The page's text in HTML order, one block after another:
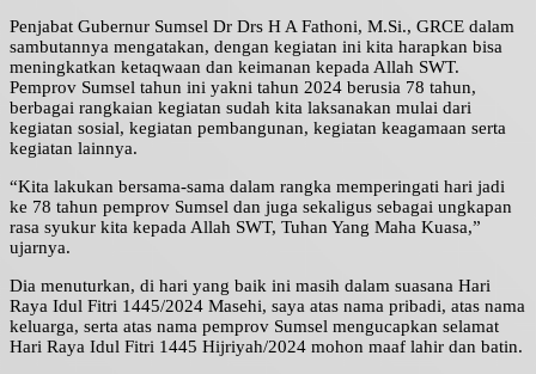
Penjabat Gubernur Sumsel Dr Drs H A Fathoni, M.Si., GRCE dalam
sambutannya mengatakan, dengan kegiatan ini kita harapkan bisa
meningkatkan ketaqwaan dan keimanan kepada Allah SWT.
Pemprov Sumsel tahun ini yakni tahun 2024 berusia 78 tahun,
berbagai rangkaian kegiatan sudah kita laksanakan mulai dari
kegiatan sosial, kegiatan pembangunan, kegiatan keagamaan serta
kegiatan lainnya.
“Kita lakukan bersama-sama dalam rangka memperingati hari jadi
ke 78 tahun pemprov Sumsel dan juga sekaligus sebagai ungkapan
rasa syukur kita kepada Allah SWT, Tuhan Yang Maha Kuasa,”
ujarnya.
Dia menuturkan, di hari yang baik ini masih dalam suasana Hari
Raya Idul Fitri 1445/2024 Masehi, saya atas nama pribadi, atas nama
keluarga, serta atas nama pemprov Sumsel mengucapkan selamat
Hari Raya Idul Fitri 1445 Hijriyah/2024 mohon maaf lahir dan batin.